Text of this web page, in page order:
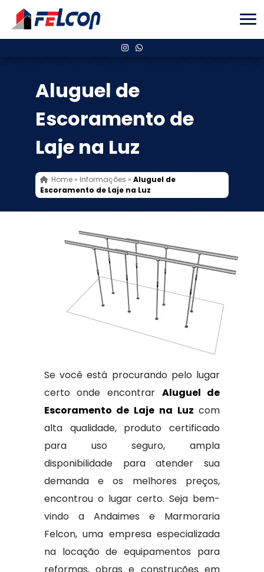
Aluguel de
Escoramento de
Laje na Luz
Home» Informações » Aluguel de
Escoramento de Laje na Luz
Se você está procurando pelo lugar
certo onde encontrar Aluguel de
Escoramento de Laje na Luz com
alta qualidade, produto certificado
para uso seguro, ampla
disponibilidade para atender sua
demanda e os melhores preços,
encontrou o lugar certo. Seja bem-
vindo a Andaimes e Marmoraria
Felcon, uma empresa especializada
na locação de equipamentos para